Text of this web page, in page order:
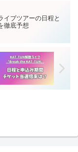
イブツアーの日程と
徹底予想